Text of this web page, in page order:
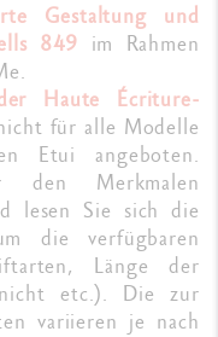
Gestaltung und
849 im Rahmen
Haute Écriture-
für alle Modelle
Etui angeboten.
Merkmalen
lesen Sie sich die
die verfügbaren
Länge der
etc.). Die zur
variieren je nach